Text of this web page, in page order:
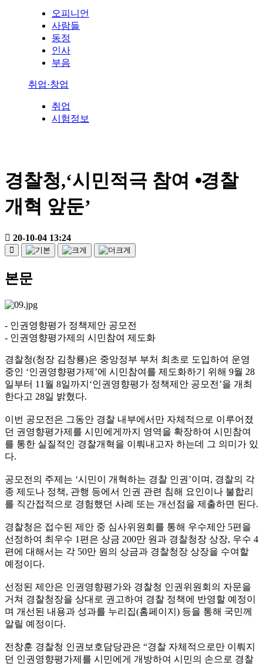
오피니언
사람들
동정
인사
부음
취업·창업
취업
시험정보
경찰청,‘시민적극 참여 ⦁경찰
개혁 앞둔’
20-10-04 13:24
본문
- 인권영향평가 정책제안 공모전
- 인권영향평가제의 시민참여 제도화
경찰청(청장 김창룡)은 중앙정부 부처 최초로 도입하여 운영
중인 ‘인권영향평가제’에 시민참여를 제도화하기 위해 9월 28
일부터 11월 8일까지‘인권영향평가 정책제안 공모전’을 개최
한다고 28일 밝혔다.
이번 공모전은 그동안 경찰 내부에서만 자체적으로 이루어졌
던 권영향평가제를 시민에게까지 영역을 확장하여 시민참여
를 통한 실질적인 경찰개혁을 이뤄내고자 하는데 그 의미가 있
다.
공모전의 주제는 ‘시민이 개혁하는 경찰 인권’이며, 경찰의 각
종 제도나 정책, 관행 등에서 인권 관련 침해 요인이나 불합리
를 직간접적으로 경험했던 사례 또는 개선점을 제출하면 된다.
경찰청은 접수된 제안 중 심사위원회를 통해 우수제안 5편을
선정하여 최우수 1편은 상금 200만 원과 경찰청장 상장, 우수 4
편에 대해서는 각 50만 원의 상금과 경찰청장 상장을 수여할
예정이다.
선정된 제안은 인권영향평가와 경찰청 인권위원회의 자문을
거쳐 경찰청장을 상대로 권고하여 경찰 정책에 반영할 예정이
며 개선된 내용과 성과를 누리집(홈페이지) 등을 통해 국민께
알릴 예정이다.
전창훈 경찰청 인권보호담당관은 “경찰 자체적으로만 이뤄지
던 인권영향평가제를 시민에게 개방하여 시민의 손으로 경찰